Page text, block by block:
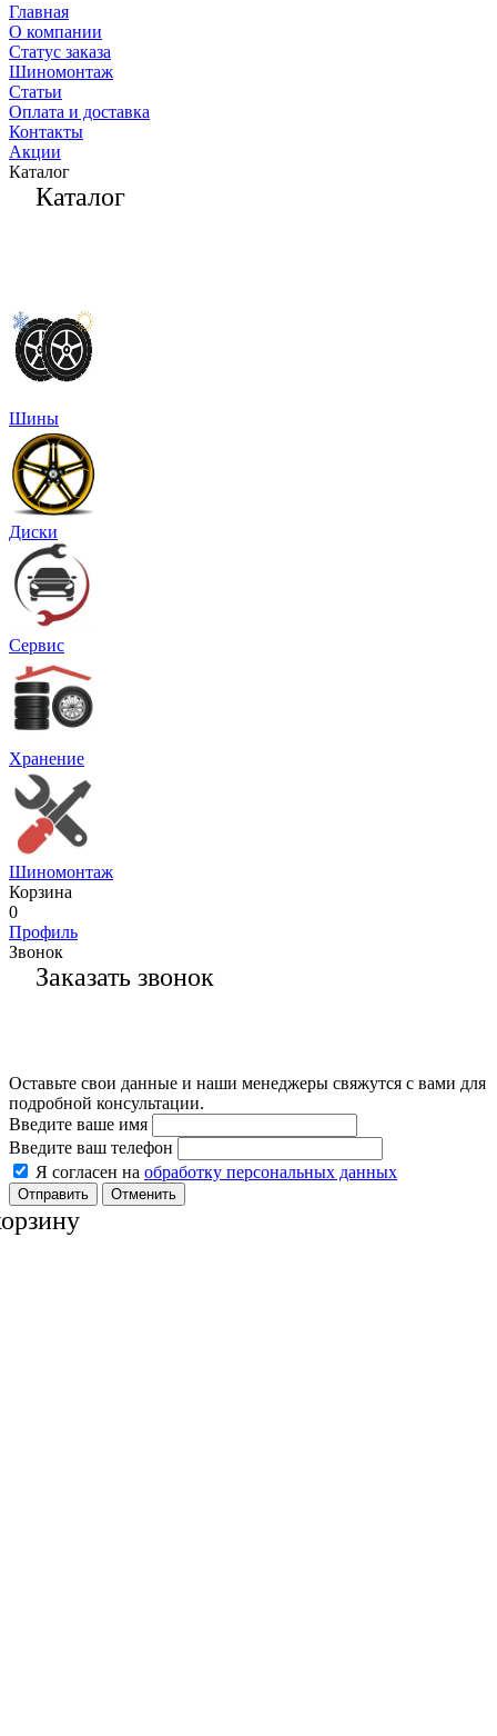
Главная
О компании
Статус заказа
Шиномонтаж
Статьи
Оплата и доставка
Контакты
Акции
Каталог
Каталог
Шины
Диски
Сервис
Хранение
Шиномонтаж
Корзина
0
Профиль
Звонок
Заказать звонок
Оставьте свои данные и наши менеджеры свяжутся с вами для
подробной консультации.
Введите ваше имя
Введите ваш телефон
Я согласен на обработку персональных данных
Отменить